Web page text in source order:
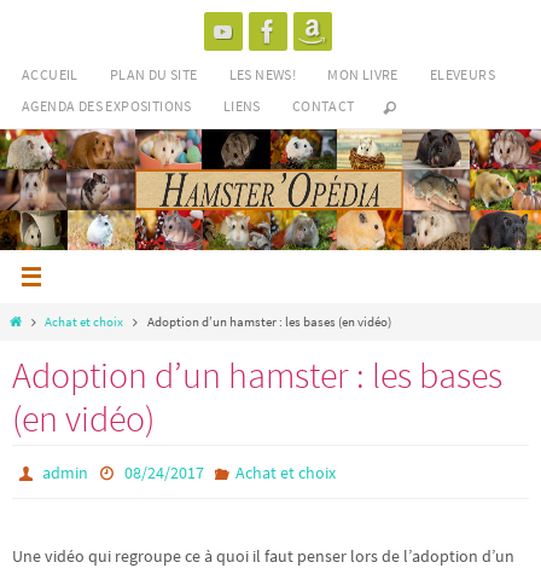
contenu
ACCUEIL PLAN DU SITE LES NEWS! MON LIVRE
ELEVEURS
AGENDA DES EXPOSITIONS
LIENS CONTACT
HomeAchat et choix Adoption d’un hamster : les bases (en vidéo)
Adoption d’un hamster : les bases
(en vidéo)
admin 08/24/2017 Achat et choix
Une vidéo qui regroupe ce à quoi il faut penser lors de l’adoption d’un